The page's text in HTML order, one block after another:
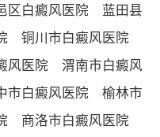
区白癜风医院
蓝田县
铜川市白癜风医院
风医院
渭南市白癜风
市白癜风医院
榆林市
商洛市白癜风医院